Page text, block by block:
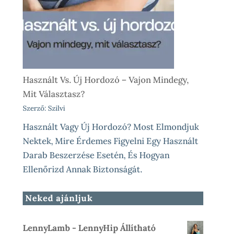
Használt Vs. Új Hordozó – Vajon Mindegy,
Mit Választasz?
Szerző: Szilvi
Használt Vagy Új Hordozó? Most Elmondjuk
Nektek, Mire Érdemes Figyelni Egy Használt
Darab Beszerzése Esetén, És Hogyan
Ellenőrizd Annak Biztonságát.
Neked ajánljuk
LennyLamb - LennyHip Állítható